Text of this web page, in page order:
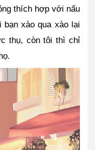
thích hợp với nấu
xào qua xào lại
thụ, còn tôi thì chỉ